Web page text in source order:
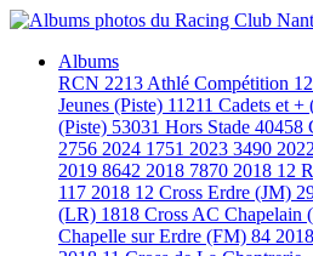
Albums
RCN 2213 Athlé Compétition
Jeunes (Piste) 11211 Cadets et +
(Piste) 53031 Hors Stade 40458
2756 2024 1751 2023 3490 2022
2019 8642 2018 7870 2018 12
117 2018 12 Cross Erdre (JM)
(LR) 1818 Cross AC Chapelain
Chapelle sur Erdre (FM) 84